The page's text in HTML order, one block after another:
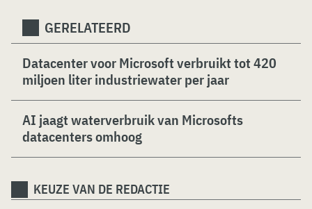
GERELATEERD
Datacenter voor Microsoft verbruikt tot 420
miljoen liter industriewater per jaar
AI jaagt waterverbruik van Microsofts
datacenters omhoog
KEUZE VAN DE REDACTIE